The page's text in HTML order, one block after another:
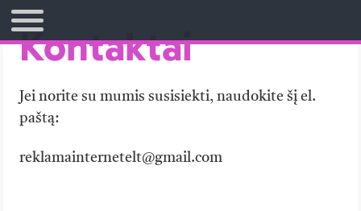
TITULINIS
Kontaktai
Jei norite su mumis susisiekti, naudokite šį el.
paštą:
reklamainternetelt@gmail.com